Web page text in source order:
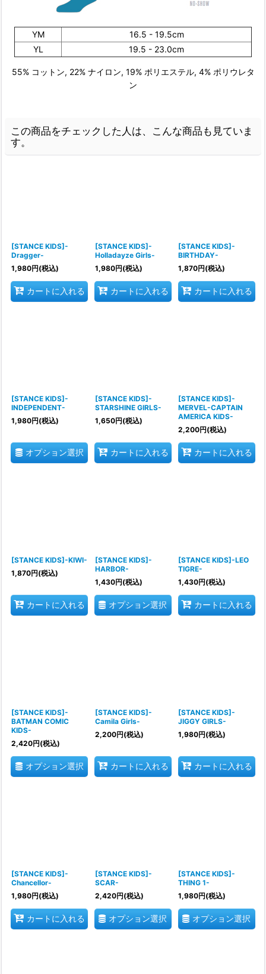
YM
16.5 - 19.5cm
YL
19.5 - 23.0cm
55% コットン, 22% ナイロン, 19% ポリエステル, 4% ポリウレタ
ン
この商品をチェックした人は、こんな商品も見ていま
す。
[STANCE KIDS]-
Dragger-
1,980円(税込)
カートに入れる
[STANCE KIDS]-
Holladayze Girls-
1,980円(税込)
カートに入れる
[STANCE KIDS]-
BIRTHDAY-
1,870円(税込)
カートに入れる
[STANCE KIDS]-
INDEPENDENT-
1,980円(税込)
オプション選択
[STANCE KIDS]-
STARSHINE GIRLS-
1,650円(税込)
カートに入れる
[STANCE KIDS]-
MERVEL-CAPTAIN
AMERICA KIDS-
2,200円(税込)
カートに入れる
[STANCE KIDS]-KIWI-
1,870円(税込)
カートに入れる
[STANCE KIDS]-
HARBOR-
1,430円(税込)
オプション選択
[STANCE KIDS]-LEO
TIGRE-
1,430円(税込)
カートに入れる
[STANCE KIDS]-
BATMAN COMIC
KIDS-
2,420円(税込)
オプション選択
[STANCE KIDS]-
Camila Girls-
2,200円(税込)
カートに入れる
[STANCE KIDS]-
JIGGY GIRLS-
1,980円(税込)
カートに入れる
[STANCE KIDS]-
Chancellor-
1,980円(税込)
カートに入れる
[STANCE KIDS]-
SCAR-
2,420円(税込)
オプション選択
[STANCE KIDS]-
THING 1-
1,980円(税込)
オプション選択